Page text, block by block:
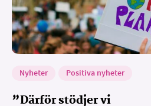
Nyheter Positiva nyheter
”Därför stödjer vi